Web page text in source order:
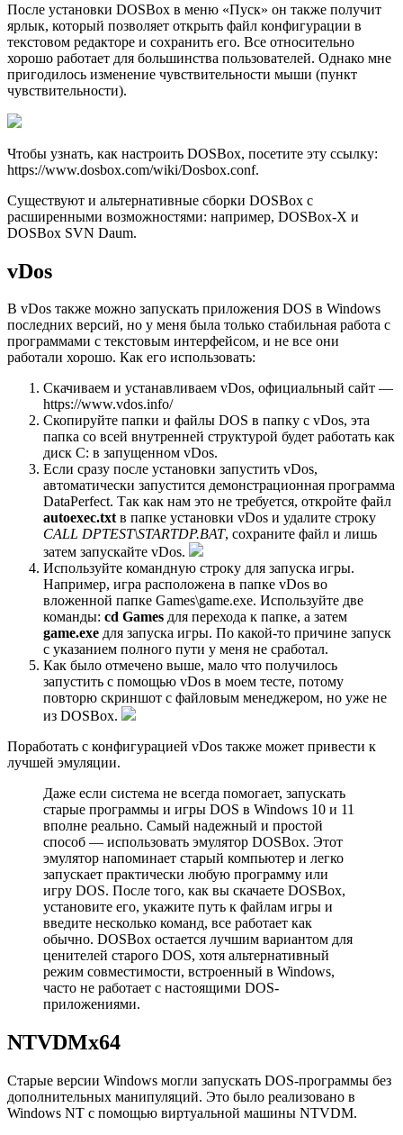
После установки DOSBox в меню «Пуск» он также получит
ярлык, который позволяет открыть файл конфигурации в
текстовом редакторе и сохранить его. Все относительно
хорошо работает для большинства пользователей. Однако мне
пригодилось изменение чувствительности мыши (пункт
чувствительности).
Чтобы узнать, как настроить DOSBox, посетите эту ссылку:
https://www.dosbox.com/wiki/Dosbox.conf.
Существуют и альтернативные сборки DOSBox с
расширенными возможностями: например, DOSBox-X и
DOSBox SVN Daum.
vDos
В vDos также можно запускать приложения DOS в Windows
последних версий, но у меня была только стабильная работа с
программами с текстовым интерфейсом, и не все они
работали хорошо. Как его использовать:
Скачиваем и устанавливаем vDos, официальный сайт —
https://www.vdos.info/
Скопируйте папки и файлы DOS в папку с vDos, эта
папка со всей внутренней структурой будет работать как
диск C: в запущенном vDos.
Если сразу после установки запустить vDos,
автоматически запустится демонстрационная программа
DataPerfect. Так как нам это не требуется, откройте файл
autoexec.txtв папке установки vDos и удалите строку
CALL DPTEST\STARTDP.BAT, сохраните файл и лишь
затем запускайте vDos.
Используйте командную строку для запуска игры.
Например, игра расположена в папке vDos во
вложенной папке Games\game.exe. Используйте две
команды: cd Games для перехода к папке, а затем
game.exe для запуска игры. По какой-то причине запуск
с указанием полного пути у меня не сработал.
Как было отмечено выше, мало что получилось
запустить с помощью vDos в моем тесте, потому
повторю скриншот с файловым менеджером, но уже не
из DOSBox.
Поработать с конфигyрацией vDos также может привести к
лучшей эмуляции.
Даже если система не всегда помогает, запускать
старые программы и игры DOS в Windows 10 и 11
вполне реально. Самый надежный и простой
способ — использовать эмулятор DOSBox. Этот
эмулятор напоминает старый компьютер и легко
запускает практически любую программу или
игру DOS. После того, как вы скачаете DOSBox,
установите его, укажите путь к файлам игры и
введите несколько команд, все работает как
обычно. DOSBox остается лучшим вариантом для
ценителей старого DOS, хотя альтернативный
режим совместимости, встроенный в Windows,
часто не работает с настоящими DOS-
приложениями.
NTVDMx64
Старые версии Windows могли запускать DOS-программы без
дополнительных манипуляций. Это было реализовано в
Windows NT с помощью виртуальной машины NTVDM.